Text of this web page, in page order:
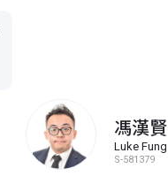
馮漢賢
Luke Fung
S-581379